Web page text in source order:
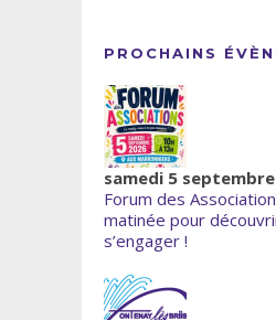
PROCHAINS
samedi 5
Forum des
matinée pour
s’engager !